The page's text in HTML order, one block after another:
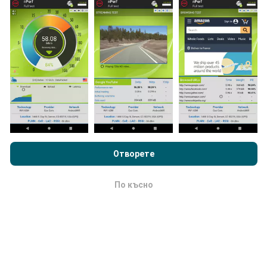
Как се правят актуализациите?
Картите за мрежово покритие се актуализират
автоматично от бот на всеки час. Картите за
скорост се актуализиратвсеки 15 минути.
години най-старите данни се премахват от картите
Отворете
По късно
Преглеждайки nPerf.com, вие приемате нашатаПолитика за
Лицензионно споразумение за краен потребител
.
OK